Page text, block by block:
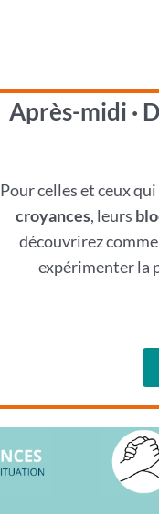
Après-midi ·
Pour celles et ceux
croyances, leurs
découvrirez
expérimenter la